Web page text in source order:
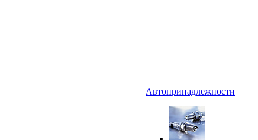
Автопринадлежности